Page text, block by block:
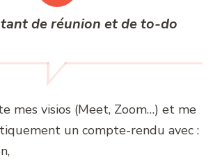
de réunion et de to-do
mes visios (Meet, Zoom…) et me
un compte-rendu avec :